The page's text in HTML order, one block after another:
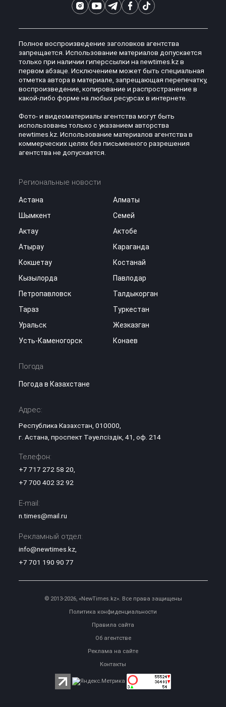
Полное воспроизведение заголовков агентства
запрещается. Использование материалов допускается
только при наличии гиперссылки на newtimes.kz в
первом абзаце. Исключением может быть специальная
отметка автора в материале, запрещающая перепечатку,
воспроизведение, копирование и распространение в
какой-либо форме на любых ресурсах в интернете.
Фото- и видеоматериалы агентства могут быть
использованы только с указанием авторства
newtimes.kz. Использование материалов агентства в
коммерческих целях без письменного разрешения
агентства не допускается.
Региональные новости
Астана
Алматы
Шымкент
Семей
Актау
Актобе
Атырау
Караганда
Кокшетау
Костанай
Кызылорда
Павлодар
Петропавловск
Талдыкорган
Тараз
Туркестан
Уральск
Жезказган
Усть-Каменогорск
Конаев
Погода
Погода в Казахстане
Адрес:
Республика Казахстан, 010000,
г. Астана, проспект Тәуелсіздік, 41, оф. 214
Телефон:
+7 717 272 58 20
+7 700 402 32 92
E-mail:
n.times@mail.ru
Рекламный отдел:
info@newtimes.kz,
+7 701 190 90 77
© 2013-2026, «NewTimes.kz». Все права защищены
Политика конфиденциальности
Правила сайта
Об агентстве
Реклама на сайте
Контакты